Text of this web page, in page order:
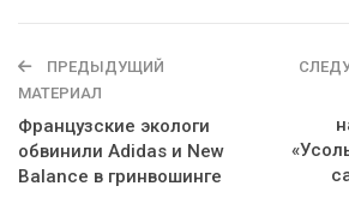
ПРЕДЫДУЩИЙ
МАТЕРИАЛ
Французские экологи
обвинили Adidas и New
Balance в гринвошинге